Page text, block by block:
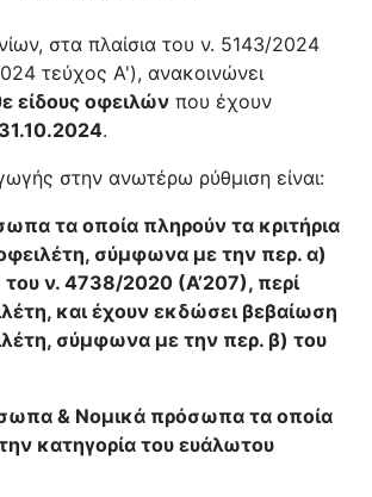
στα πλαίσια του ν. 5143/2024
τεύχος Α'), ανακοινώνει
είδους οφειλών που έχουν
.
στην ανωτέρω ρύθμιση είναι:
τα οποία πληρούν τα κριτήρια
σύμφωνα με την περ. α)
του ν. 4738/2020 (Α’207), περί
και έχουν εκδώσει βεβαίωση
σύμφωνα με την περ. β) του
& Νομικά πρόσωπα τα οποία
κατηγορία του ευάλωτου